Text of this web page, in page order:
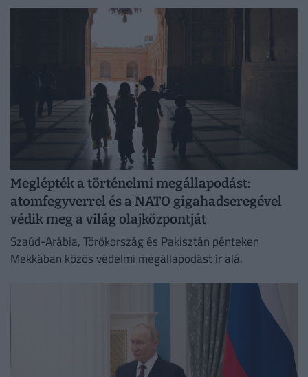
Meglépték a történelmi megállapodást:
atomfegyverrel és a NATO gigahadseregével
védik meg a világ olajközpontját
Szaúd-Arábia, Törökország és Pakisztán pénteken
Mekkában közös védelmi megállapodást ír alá.